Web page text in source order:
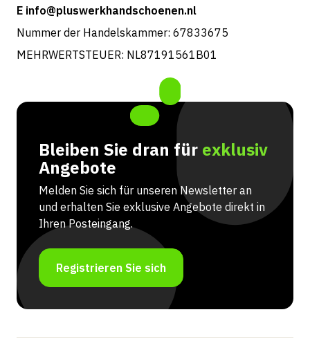
E info@pluswerkhandschoenen.nl
Nummer der Handelskammer: 67833675
MEHRWERTSTEUER: NL87191561B01
Bleiben Sie dran für exklusiv
Angebote
Melden Sie sich für unseren Newsletter an
und erhalten Sie exklusive Angebote direkt in
Ihren Posteingang.
Registrieren Sie sich